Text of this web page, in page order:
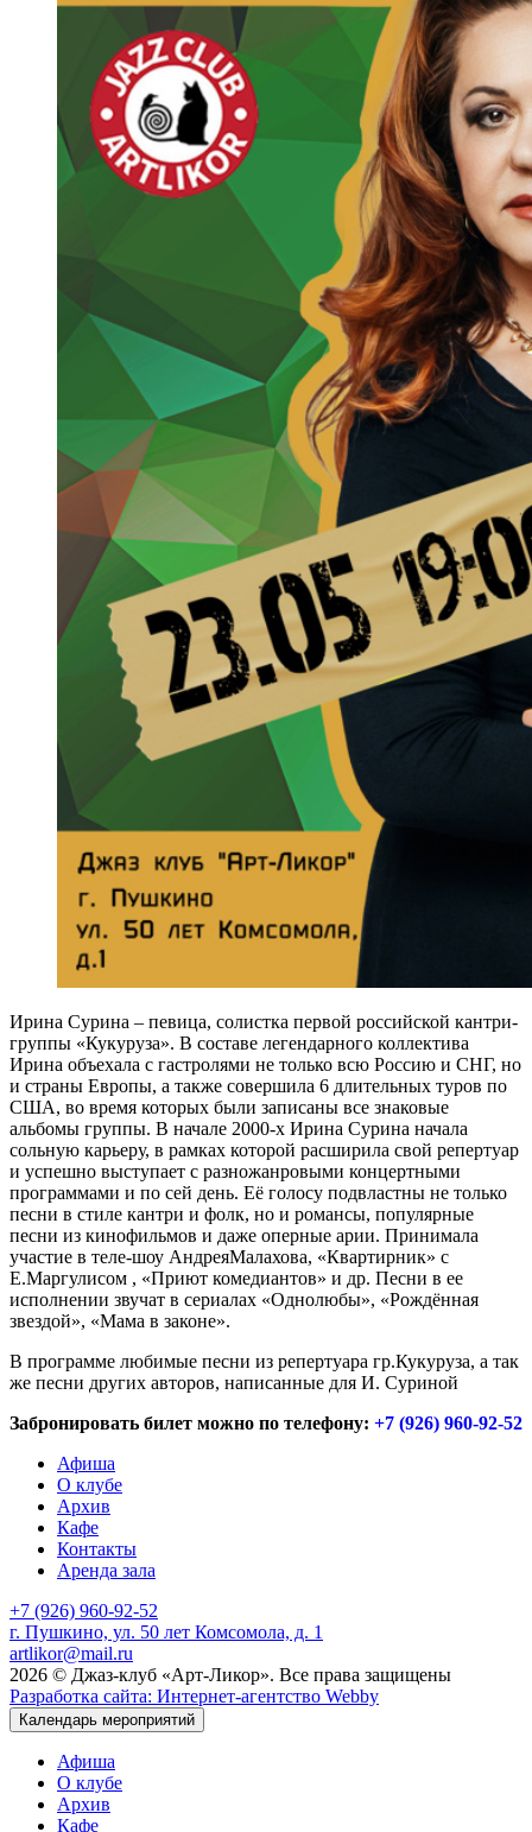
Ирина Сурина – певица, солистка первой российской кантри-
группы «Кукуруза». В составе легендарного коллектива
Ирина объехала с гастролями не только всю Россию и СНГ, но
и страны Европы, а также совершила 6 длительных туров по
США, во время которых были записаны все знаковые
альбомы группы. В начале 2000-х Ирина Сурина начала
сольную карьеру, в рамках которой расширила свой репертуар
и успешно выступает с разножанровыми концертными
программами и по сей день. Её голосу подвластны не только
песни в стиле кантри и фолк, но и романсы, популярные
песни из кинофильмов и даже оперные арии. Принимала
участие в теле-шоу АндреяМалахова, «Квартирник» с
Е.Маргулисом , «Приют комедиантов» и др. Песни в ее
исполнении звучат в сериалах «Однолюбы», «Рождённая
звездой», «Мама в законе».
В программе любимые песни из репертуара гр.Кукуруза, а так
же песни других авторов, написанные для И. Суриной
Забронировать билет можно по телефону: +7 (926) 960-92-52
Афиша
О клубе
Архив
Кафе
Контакты
Аренда зала
+7 (926) 960-92-52
г. Пушкино, ул. 50 лет Комсомола, д. 1
artlikor@mail.ru
2026 © Джаз-клуб «Арт-Ликор». Все права защищены
Разработка сайта: Интернет-агентство Webby
Календарь мероприятий
Афиша
О клубе
Архив
Кафе